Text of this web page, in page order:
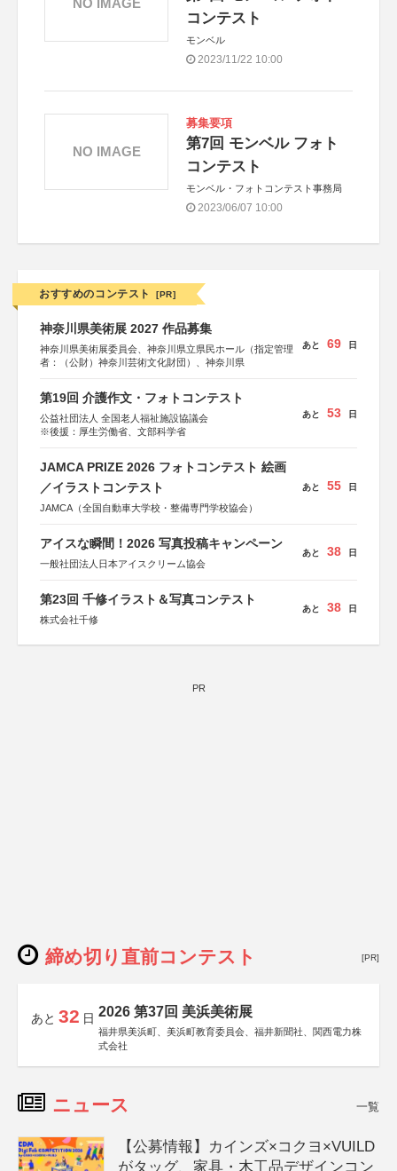
コンテスト
モンベル
2023/11/22 10:00
NO IMAGE
募集要項
第7回 モンベル フォト
コンテスト
モンベル・フォトコンテスト事務局
2023/06/07 10:00
NO IMAGE
おすすめのコンテスト [PR]
神奈川県美術展 2027 作品募集
神奈川県美術展委員会、神奈川県立県民ホール（指定管理
者：（公財）神奈川芸術文化財団）、神奈川県
あと 69 日
第19回 介護作文・フォトコンテスト
公益社団法人 全国老人福祉施設協議会
※後援：厚生労働省、文部科学省
あと 53 日
JAMCA PRIZE 2026 フォトコンテスト 絵画
／イラストコンテスト
JAMCA（全国自動車大学校・整備専門学校協会）
あと 55 日
アイスな瞬間！2026 写真投稿キャンペーン
一般社団法人日本アイスクリーム協会
あと 38 日
第23回 千修イラスト＆写真コンテスト
株式会社千修
あと 38 日
PR
締め切り直前コンテスト [PR]
あと 32 日 2026 第37回 美浜美術展
福井県美浜町、美浜町教育委員会、福井新聞社、関西電力株
式会社
ニュース 一覧
【公募情報】カインズ×コクヨ×VUILD
がタッグ、家具・木工品デザインコン